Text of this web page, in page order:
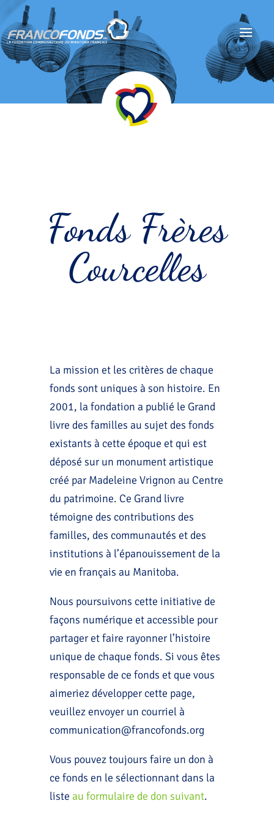
Fonds Frères
Courcelles
La mission et les critères de chaque
fonds sont uniques à son histoire. En
2001, la fondation a publié le Grand
livre des familles au sujet des fonds
existants à cette époque et qui est
déposé sur un monument artistique
créé par Madeleine Vrignon au Centre
du patrimoine. Ce Grand livre
témoigne des contributions des
familles, des communautés et des
institutions à l’épanouissement de la
vie en français au Manitoba.
Nous poursuivons cette initiative de
façons numérique et accessible pour
partager et faire rayonner l’histoire
unique de chaque fonds. Si vous êtes
responsable de ce fonds et que vous
aimeriez développer cette page,
veuillez envoyer un courriel à
communication@francofonds.org
Vous pouvez toujours faire un don à
ce fonds en le sélectionnant dans la
liste au formulaire de don suivant.